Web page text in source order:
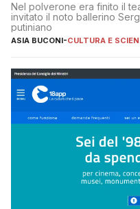
Nel polverone era finito il
invitato il noto ballerino
putiniano
ASIA BUCONI-CULTURA E